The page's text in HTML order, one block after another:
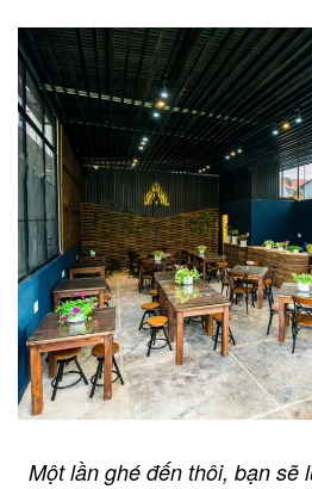
Một lần ghé đến thôi, bạn sẽ